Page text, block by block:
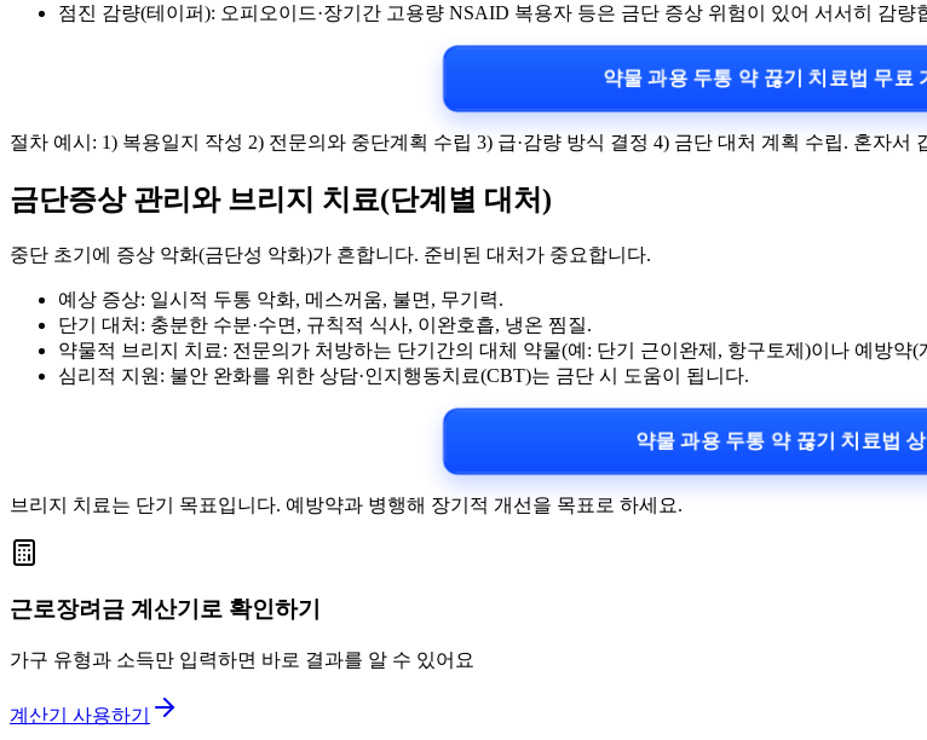
점진 감량(테이퍼): 오피오이드·장기간 고용량 NSAID 복용자 등은 금단 증상 위험이 있어 서서히 감량
약물 과용 두통 약 끊기 치료법 무료
절차 예시: 1) 복용일지 작성 2) 전문의와 중단계획 수립 3) 급·감량 방식 결정 4) 금단 대처 계획 수립. 혼자
금단증상 관리와 브리지 치료(단계별 대처)
중단 초기에 증상 악화(금단성 악화)가 흔합니다. 준비된 대처가 중요합니다.
예상 증상: 일시적 두통 악화, 메스꺼움, 불면, 무기력.
단기 대처: 충분한 수분·수면, 규칙적 식사, 이완호흡, 냉온 찜질.
약물적 브리지 치료: 전문의가 처방하는 단기간의 대체 약물(예: 단기 근이완제, 항구토제)이나 예방약
심리적 지원: 불안 완화를 위한 상담·인지행동치료(CBT)는 금단 시 도움이 됩니다.
약물 과용 두통 약 끊기 치료법
브리지 치료는 단기 목표입니다. 예방약과 병행해 장기적 개선을 목표로 하세요.
근로장려금 계산기로 확인하기
가구 유형과 소득만 입력하면 바로 결과를 알 수 있어요
계산기 사용하기